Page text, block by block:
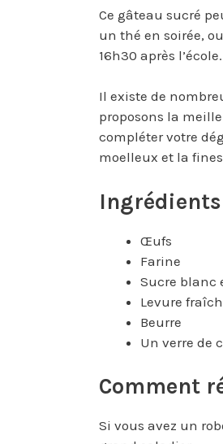
Ce gâteau sucré
un thé en soirée,
16h30 après l’école.
Il existe de
proposons la
compléter votre
moelleux et la
Œufs
Farine
Sucre blanc
Levure
Beurre
Un verre de
Comment
Si vous avez un